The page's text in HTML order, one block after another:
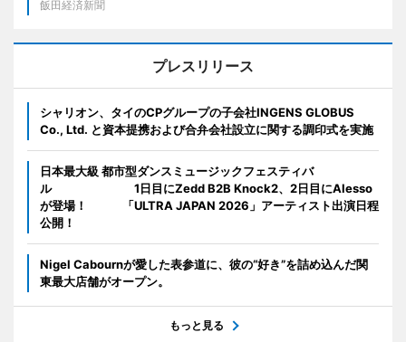
飯田経済新聞
プレスリリース
シャリオン、タイのCPグループの子会社INGENS GLOBUS
Co., Ltd. と資本提携および合弁会社設立に関する調印式を実施
日本最大級 都市型ダンスミュージックフェスティバ
ル 1日目にZedd B2B Knock2、2日目にAlesso
が登場！ 「ULTRA JAPAN 2026」アーティスト出演日程
公開！
Nigel Cabournが愛した表参道に、彼の“好き”を詰め込んだ関
東最大店舗がオープン。
もっと見る